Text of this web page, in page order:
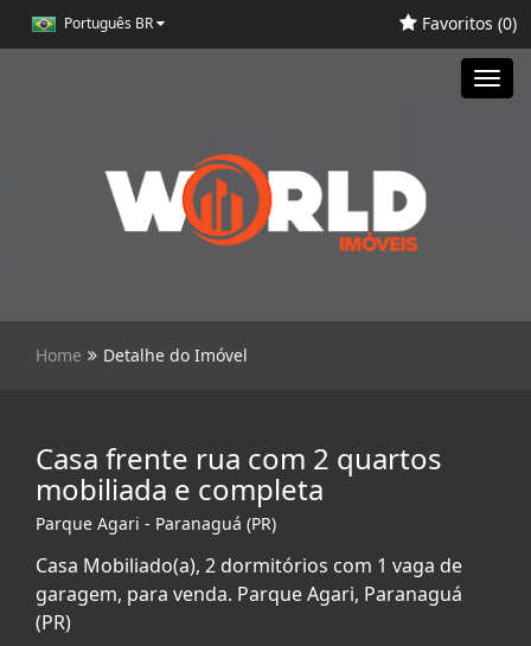
Português BR Favoritos (0)
Home Detalhe do Imóvel
Casa frente rua com 2 quartos
mobiliada e completa
Parque Agari - Paranaguá (PR)
Casa Mobiliado(a), 2 dormitórios com 1 vaga de
garagem, para venda. Parque Agari, Paranaguá
(PR)